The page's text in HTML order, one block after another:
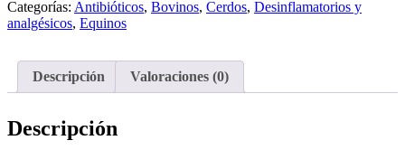
Categorías: Antibióticos, Bovinos, Cerdos, Desinflamatorios y
analgésicos, Equinos
Descripción Valoraciones (0)
Descripción